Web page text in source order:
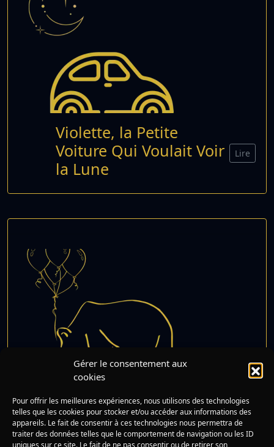
Gérer le consentement aux
cookies
Pour offrir les meilleures expériences, nous utilisons des technologies
telles que les cookies pour stocker et/ou accéder aux informations des
appareils. Le fait de consentir à ces technologies nous permettra de
traiter des données telles que le comportement de navigation ou les ID
uniques sur ce site. Le fait de ne pas consentir ou de retirer son
Violette, la Petite
Voiture Qui Voulait Voir
la Lune
Lire
anniversaire
Lire